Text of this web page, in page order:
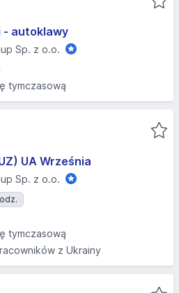
- autoklawy
Sp. z o.o.
tymczasową
UA Września
Sp. z o.o.
tymczasową
z Ukrainy